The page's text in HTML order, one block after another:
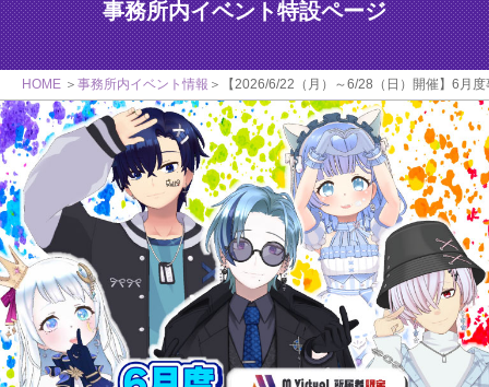
事務所内イベント特設ページ
HOME 事務所内イベント情報 【2026/6/22（月）～6/28（日）開催】6月